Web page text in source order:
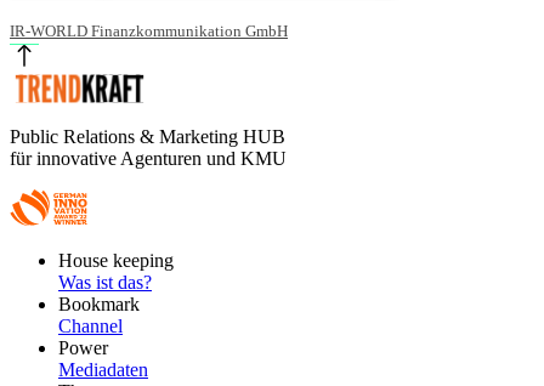
IR-WORLD Finanzkommunikation GmbH
Public Relations & Marketing HUB
für innovative Agenturen und KMU
FooterHouse keeping
Was ist das?
Bookmark
Channel
Power
Mediadaten